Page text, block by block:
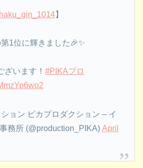
】
1位に輝きました🎉✨
ざいます！ #PIKAプロ
ョン ピカプロダクション – イ
務所 (@production_PIKA) April